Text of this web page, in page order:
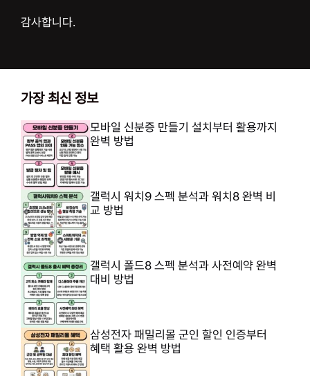
감사합니다.
가장 최신 정보
모바일 신분증 만들기 설치부터 활용까지
완벽 방법
갤럭시 워치9 스펙 분석과 워치8 완벽 비
교 방법
갤럭시 폴드8 스펙 분석과 사전예약 완벽
대비 방법
삼성전자 패밀리몰 군인 할인 인증부터
혜택 활용 완벽 방법